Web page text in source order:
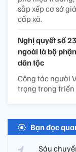
sắp xếp cơ sở
cấp xã.
Nghị quyết số
ngoài là bộ
dân tộc
Công tác người
trọng trong
Bạn đọc
Sáu